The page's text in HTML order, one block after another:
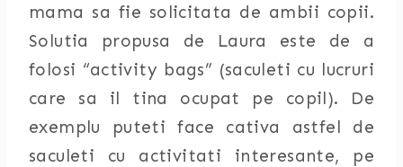
mama sa fie solicitata de ambii copii.
Solutia propusa de Laura este de a
folosi “activity bags” (saculeti cu lucruri
care sa il tina ocupat pe copil). De
exemplu puteti face cativa astfel de
saculeti cu activitati interesante, pe